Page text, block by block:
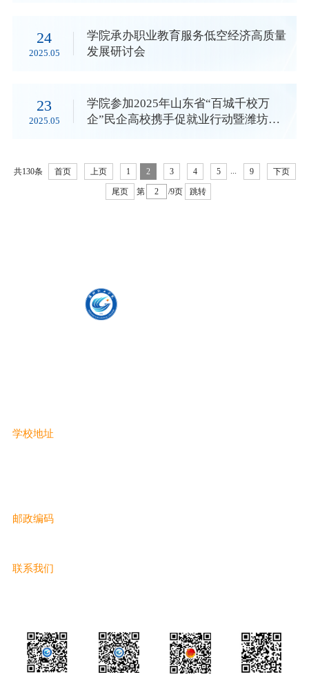
24
2025.05
学院承办职业教育服务低空经济高质量
发展研讨会
23
2025.05
学院参加2025年山东省“百城千校万
企”民企高校携手促就业行动暨潍坊市
共130条 首页 上页 1 2 3 4 5 ... 9 下页
尾页 第 /9页 跳转
学校地址
邮政编码
联系我们